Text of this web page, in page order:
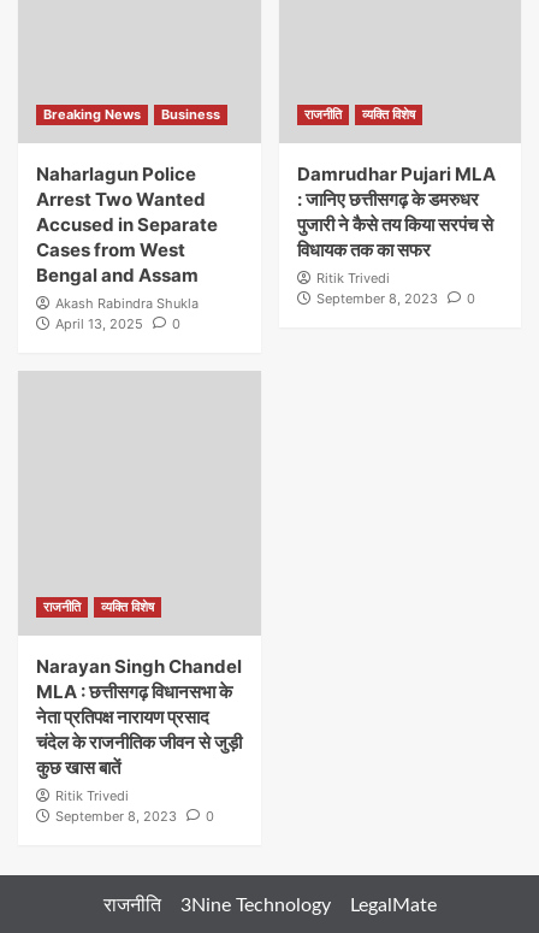
Breaking News Business
Naharlagun Police
Arrest Two Wanted
Accused in Separate
Cases from West
Bengal and Assam
Akash Rabindra Shukla
April 13, 2025
0
राजनीति व्यक्ति विशेष
Damrudhar Pujari MLA
: जानिए छत्तीसगढ़ के डमरुधर
पुजारी ने कैसे तय किया सरपंच से
विधायक तक का सफर
Ritik Trivedi
September 8, 2023
0
राजनीति व्यक्ति विशेष
Narayan Singh Chandel
MLA : छत्तीसगढ़ विधानसभा के
नेता प्रतिपक्ष नारायण प्रसाद
चंदेल के राजनीतिक जीवन से जुड़ी
कुछ खास बातें
Ritik Trivedi
September 8, 2023
0
राजनीति 3Nine Technology LegalMate